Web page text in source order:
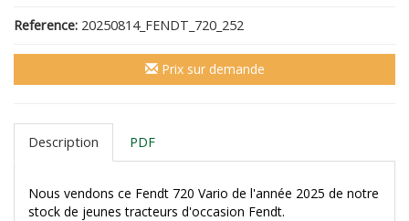
Reference: 20250814_FENDT_720_252
Prix sur demande
Description PDF
Nous vendons ce Fendt 720 Vario de l'année 2025 de notre
stock de jeunes tracteurs d'occasion Fendt.